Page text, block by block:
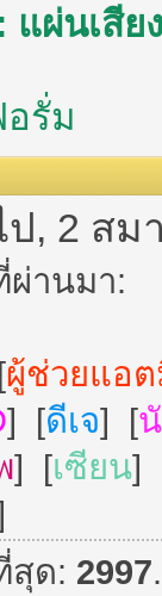
แผ่นเสีย
รั่ม
, 2 สม
ผ่านมา:
ผู้ช่วยแอ
] [ดีเจ] [
] [เซียน]
สุด: 2997